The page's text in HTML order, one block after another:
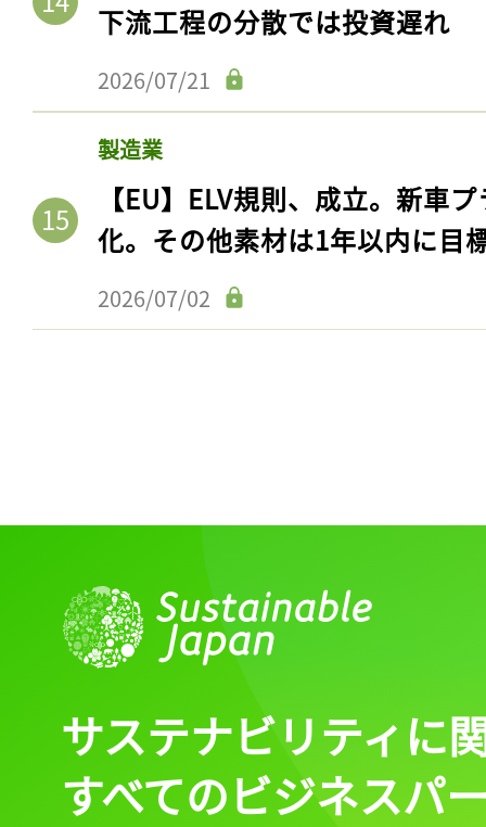
下流工程の分散では投資遅れ
2026/07/21
製造業
【EU】ELV規則、成立。新車
化。その他素材は1年以内に目
2026/07/02
サステナビリティに
すべてのビジネスパ